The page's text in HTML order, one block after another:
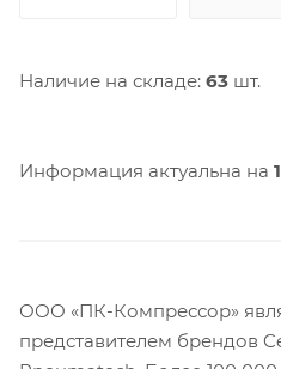
Наличие на складе: 63 шт.
Информация актуальна на
ООО «ПК-Компрессор»
представителем брендов